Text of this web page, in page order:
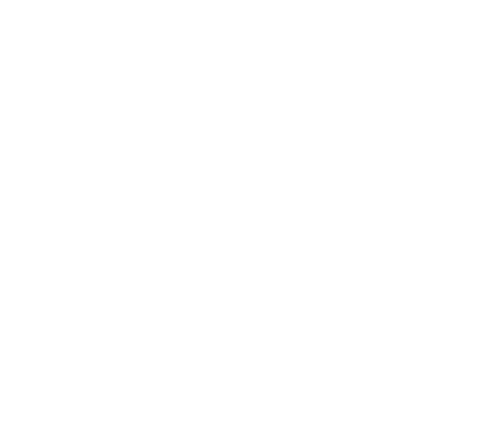
Alrededor de las seis, su teléfono interno sonó
Ella y su madre sabían de la relación; Noah se
de sus preocupaciones. Se acomodó el
de pila.